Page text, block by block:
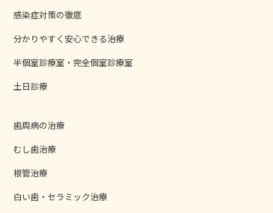
感染症対策の徹底
分かりやすく安心できる治療
半個室診療室・完全個室診療室
土日診療
歯周病の治療
むし歯治療
根管治療
白い歯・セラミック治療